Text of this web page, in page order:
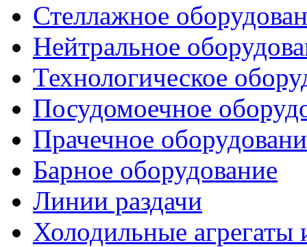
Стеллажное
Нейтральное
Технологическое
Посудомоечное
Прачечное
Барное оборудование
Линии раздачи
Холодильные агрегаты